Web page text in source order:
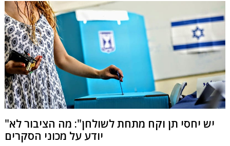
"יש יחסי תן וקח מתחת לשולחן": מה הציבור לא
יודע על מכוני הסקרים